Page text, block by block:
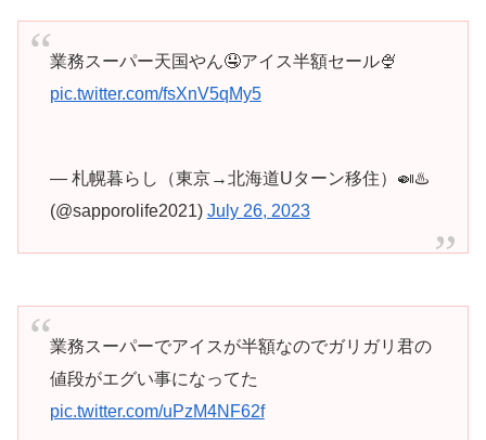
業務スーパー天国やん🤤アイス半額セール🍨
pic.twitter.com/fsXnV5qMy5
— 札幌暮らし（東京→北海道Uターン移住）🍛♨️
(@sapporolife2021) July 26, 2023
業務スーパーでアイスが半額なのでガリガリ君の
値段がエグい事になってた
pic.twitter.com/uPzM4NF62f